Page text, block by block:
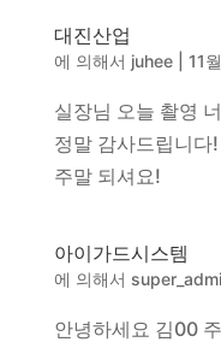
동영
대진산업
에 의해서 juhee| 11
실장님 오늘 촬영
정말 감사드립니다
주말 되셔요!
아이가드시스템
에 의해서
안녕하세요 김00